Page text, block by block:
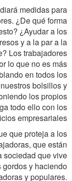
medidas para
¿De qué forma
¿Ayudar a los
y a la par a la
Los trabajadores
lo que no es más
en todos los
bolsillos y
los propios
todo ello con los
empresariales?
que proteja a los
que están
sociedad que vive
y haciendo
y populares.